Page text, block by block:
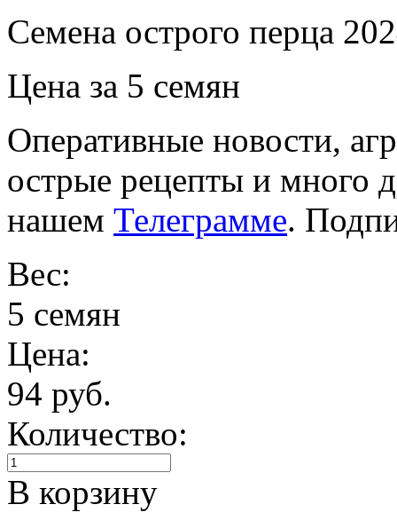
Семена острого перца
Цена за 5 семян
Оперативные новости,
острые рецепты и много
нашем Телеграмме.
Вес:
5 семян
Цена:
94 руб.
Количество:
В корзину